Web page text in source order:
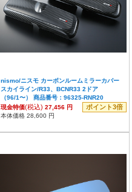
nismo/ニスモ カーボンルームミラーカバー
スカイライン/R33、BCNR33 2ドア
（96/1〜） 商品番号：96325-RNR20
現金特価(税込) 27,456 円 ポイント3倍
本体価格 28,600 円